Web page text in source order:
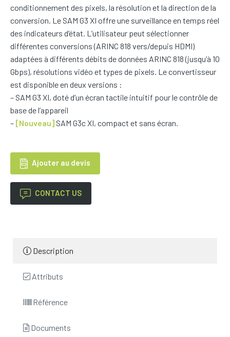
conditionnement des pixels, la résolution et la direction de la
conversion. Le SAM G3 XI offre une surveillance en temps réel
des indicateurs d’état. L’utilisateur peut sélectionner
différentes conversions (ARINC 818 vers/depuis HDMI)
adaptées à différents débits de données ARINC 818 (jusqu’à 10
Gbps), résolutions vidéo et types de pixels. Le convertisseur
est disponible en deux versions :
– SAM G3 XI, doté d’un écran tactile intuitif pour le contrôle de
base de l’appareil
– [Nouveau] SAM G3c XI, compact et sans écran.
Ajouter au devis
CONTACT US
Description
Attributs
Référence
Documents